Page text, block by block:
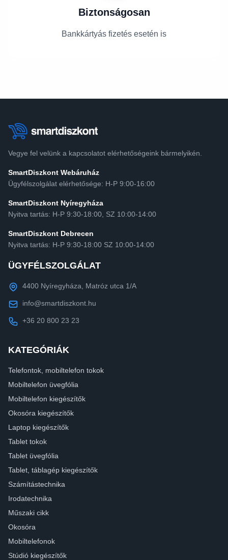
Biztonságosan
Bankkártyás fizetés esetén is
Vegye fel velünk a kapcsolatot elérhetőségeink bármelyikén.
SmartDiszkont Webáruház
Ügyfélszolgálat elérhetősége: H-P 9:00-16:00
SmartDiszkont Nyíregyháza
Nyitva tartás: H-P 9:30-18:00, SZ 10:00-14:00
SmartDiszkont Debrecen
Nyitva tartás: H-P 9:30-18:00 SZ 10:00-14:00
ÜGYFÉLSZOLGÁLAT
4400 Nyíregyháza, Matróz utca 1/A
info@smartdiszkont.hu
+36 20 800 23 23
KATEGÓRIÁK
Telefontok, mobiltelefon tokok
Mobiltelefon üvegfólia
Mobiltelefon kiegészítők
Okosóra kiegészítők
Laptop kiegészítők
Tablet tokok
Tablet üvegfólia
Tablet, táblagép kiegészítők
Számítástechnika
Irodatechnika
Műszaki cikk
Okosóra
Mobiltelefonok
Stúdió kiegészítők